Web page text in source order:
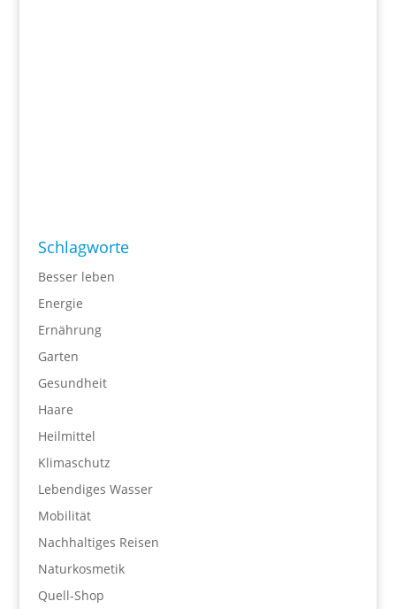
Schlagworte
Besser leben
Energie
Ernährung
Garten
Gesundheit
Haare
Heilmittel
Klimaschutz
Lebendiges Wasser
Mobilität
Nachhaltiges Reisen
Naturkosmetik
Quell-Shop